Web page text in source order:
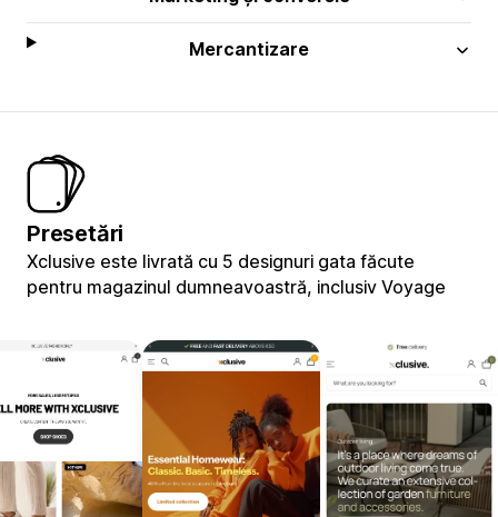
Mercantizare
Presetări
Xclusive este livrată cu 5 designuri gata făcute
pentru magazinul dumneavoastră, inclusiv Voyage